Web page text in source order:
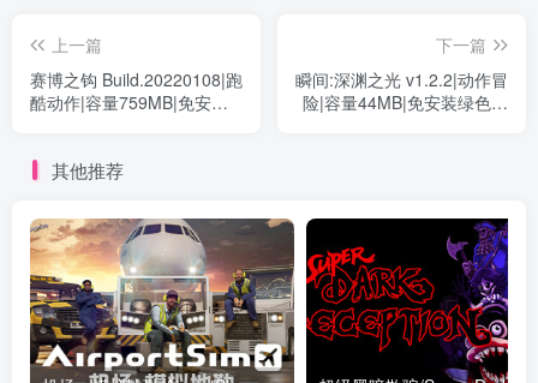
上一篇
赛博之钩 Build.20220108|跑
酷动作|容量759MB|免安装
下一篇
瞬间:深渊之光 v1.2.2|动作冒
险|容量44MB|免安装绿色中
其他推荐